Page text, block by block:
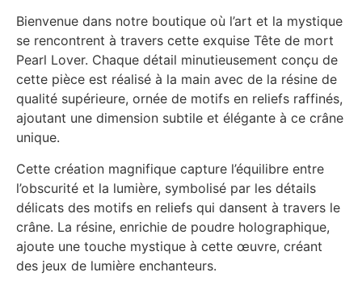
Bienvenue dans notre boutique où l’art et la mystique
se rencontrent à travers cette exquise Tête de mort
Pearl Lover. Chaque détail minutieusement conçu de
cette pièce est réalisé à la main avec de la résine de
qualité supérieure, ornée de motifs en reliefs raffinés,
ajoutant une dimension subtile et élégante à ce crâne
unique.
Cette création magnifique capture l’équilibre entre
l’obscurité et la lumière, symbolisé par les détails
délicats des motifs en reliefs qui dansent à travers le
crâne. La résine, enrichie de poudre holographique,
ajoute une touche mystique à cette œuvre, créant
des jeux de lumière enchanteurs.